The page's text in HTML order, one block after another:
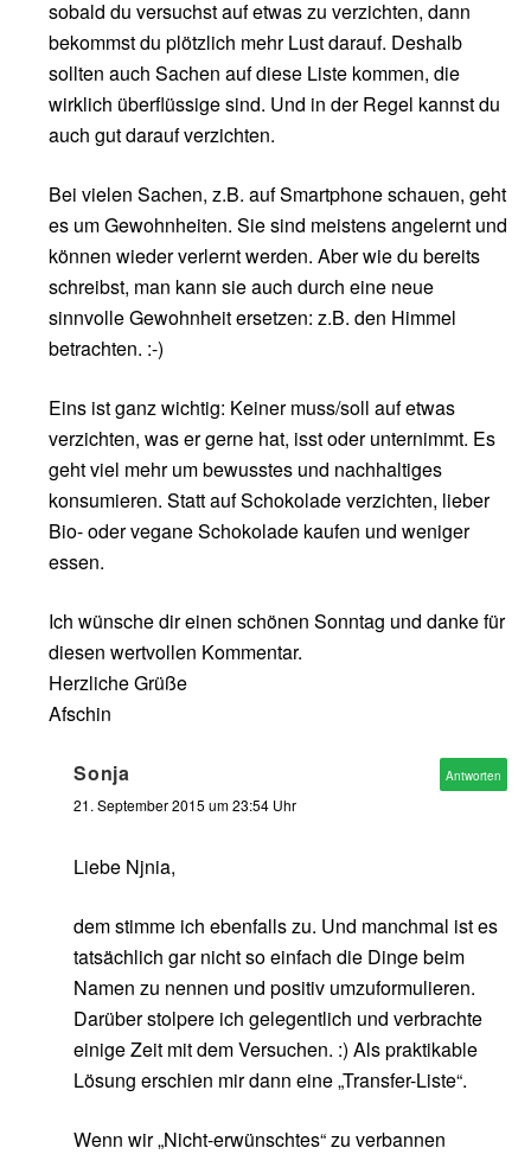
sobald du versuchst auf etwas zu verzichten, dann
bekommst du plötzlich mehr Lust darauf. Deshalb
sollten auch Sachen auf diese Liste kommen, die
wirklich überflüssige sind. Und in der Regel kannst du
auch gut darauf verzichten.
Bei vielen Sachen, z.B. auf Smartphone schauen, geht
es um Gewohnheiten. Sie sind meistens angelernt und
können wieder verlernt werden. Aber wie du bereits
schreibst, man kann sie auch durch eine neue
sinnvolle Gewohnheit ersetzen: z.B. den Himmel
betrachten. :-)
Eins ist ganz wichtig: Keiner muss/soll auf etwas
verzichten, was er gerne hat, isst oder unternimmt. Es
geht viel mehr um bewusstes und nachhaltiges
konsumieren. Statt auf Schokolade verzichten, lieber
Bio- oder vegane Schokolade kaufen und weniger
essen.
Ich wünsche dir einen schönen Sonntag und danke für
diesen wertvollen Kommentar.
Herzliche Grüße
Afschin
Sonja
21. September 2015 um 23:54 Uhr
Liebe Njnia,
dem stimme ich ebenfalls zu. Und manchmal ist es
tatsächlich gar nicht so einfach die Dinge beim
Namen zu nennen und positiv umzuformulieren.
Darüber stolpere ich gelegentlich und verbrachte
einige Zeit mit dem Versuchen. :) Als praktikable
Lösung erschien mir dann eine „Transfer-Liste“.
Wenn wir „Nicht-erwünschtes“ zu verbannen
Antworten